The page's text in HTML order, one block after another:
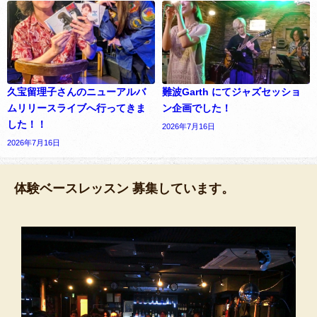
久宝留理子さんのニューアルバ
ムリリースライブへ行ってきま
した！！
2026年7月16日
難波Garth にてジャズセッショ
ン企画でした！
2026年7月16日
体験ベースレッスン 募集しています。